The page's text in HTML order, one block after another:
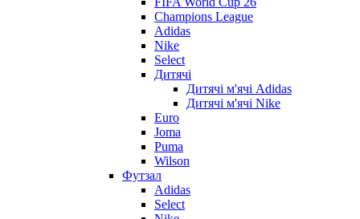
Champions League
Adidas
Nike
Select
Дитячі
Дитячі м'ячі Adidas
Дитячі м'ячі Nike
Euro
Joma
Puma
Wilson
Футзал
Adidas
Select